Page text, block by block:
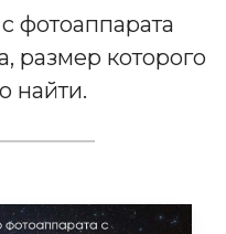
фотоаппарата
размер которого
найти.